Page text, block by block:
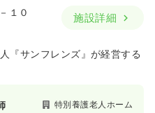
１０
施設詳細
『サンフレンズ』が経営する
特別養護老人ホーム